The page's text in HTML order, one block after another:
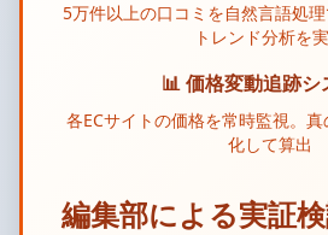
5万件以上の口コミを自然言語処
トレンド分析を
📊 価格変動追跡シ
各ECサイトの価格を常時監視。
化して算出
編集部による実証